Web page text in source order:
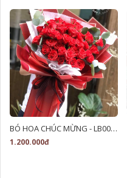
BÓ HOA CHÚC MỪNG - LB00059
1.200.000đ